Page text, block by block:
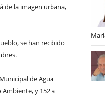
de la imagen urbana,
se han recibido
de Agua
Ambiente, y 152 a